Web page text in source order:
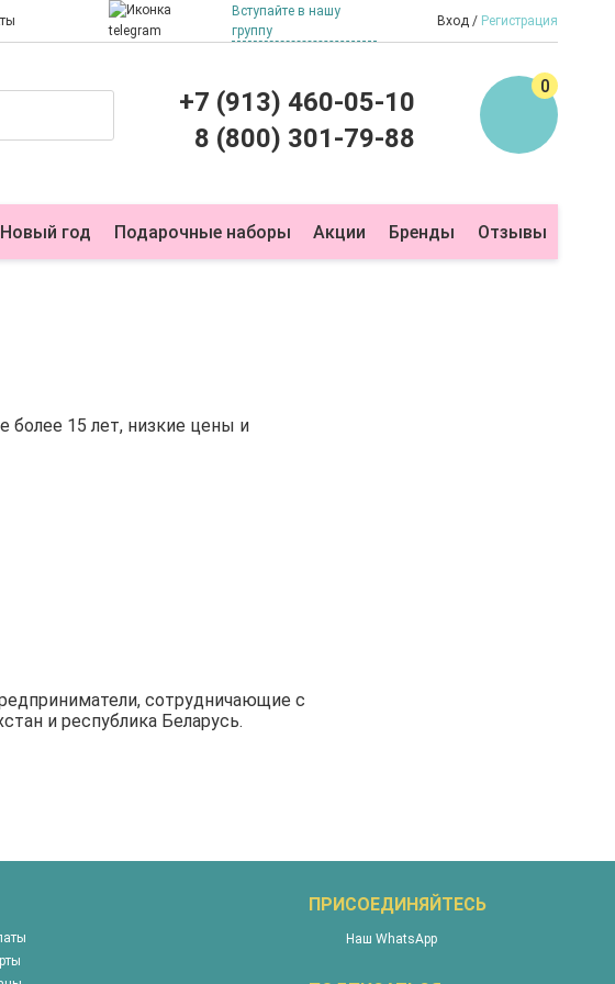
Вступайте в нашу
группу
Вход Регистрация
+7 (913) 460-05-10
8 (800) 301-79-88
0
Новый год Подарочные наборы Акции Бренды Отзывы
15 лет, низкие цены и
сотрудничающие с
и республика Беларусь.
ПРИСОЕДИНЯЙТЕСЬ
Наш WhatsApp